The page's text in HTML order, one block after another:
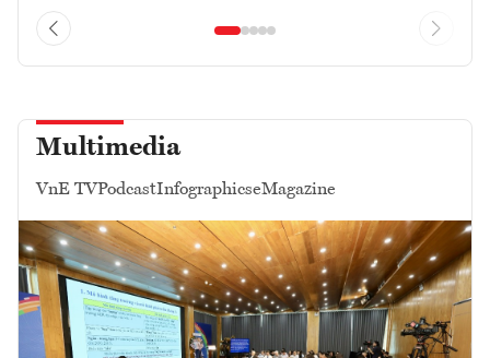
Multimedia
VnE TVPodcastInfographicseMagazine